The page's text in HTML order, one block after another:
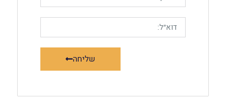
שליחה